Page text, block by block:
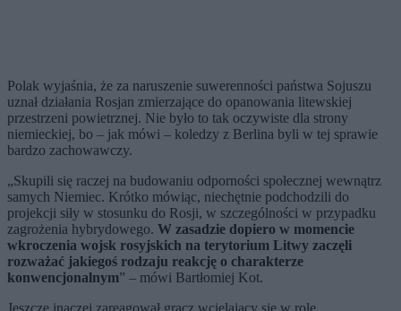
Polak wyjaśnia, że za naruszenie suwerenności państwa Sojuszu
uznał działania Rosjan zmierzające do opanowania litewskiej
przestrzeni powietrznej. Nie było to tak oczywiste dla strony
niemieckiej, bo – jak mówi – koledzy z Berlina byli w tej sprawie
bardzo zachowawczy.
„Skupili się raczej na budowaniu odporności społecznej wewnątrz
samych Niemiec. Krótko mówiąc, niechętnie podchodzili do
projekcji siły w stosunku do Rosji, w szczególności w przypadku
zagrożenia hybrydowego. W zasadzie dopiero w momencie
wkroczenia wojsk rosyjskich na terytorium Litwy zaczęli
rozważać jakiegoś rodzaju reakcję o charakterze
konwencjonalnym” ­– mówi Bartłomiej Kot.